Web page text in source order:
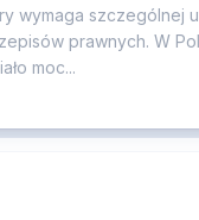
wymaga szczególnej
prawnych. W
moc...